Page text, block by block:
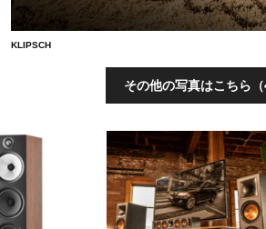
KLIPSCH
その他の写真はこちら（